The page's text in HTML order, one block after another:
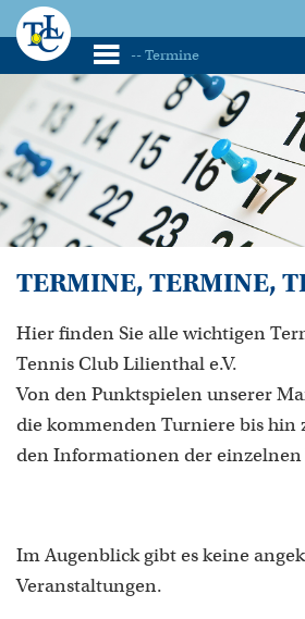
TERMINE, TERMINE,
Hier finden Sie alle wichtigen
Tennis Club Lilienthal e.V.
Von den Punktspielen unserer
die kommenden Turniere bis hin
den Informationen der einzelnen
Im Augenblick gibt es keine
Veranstaltungen.